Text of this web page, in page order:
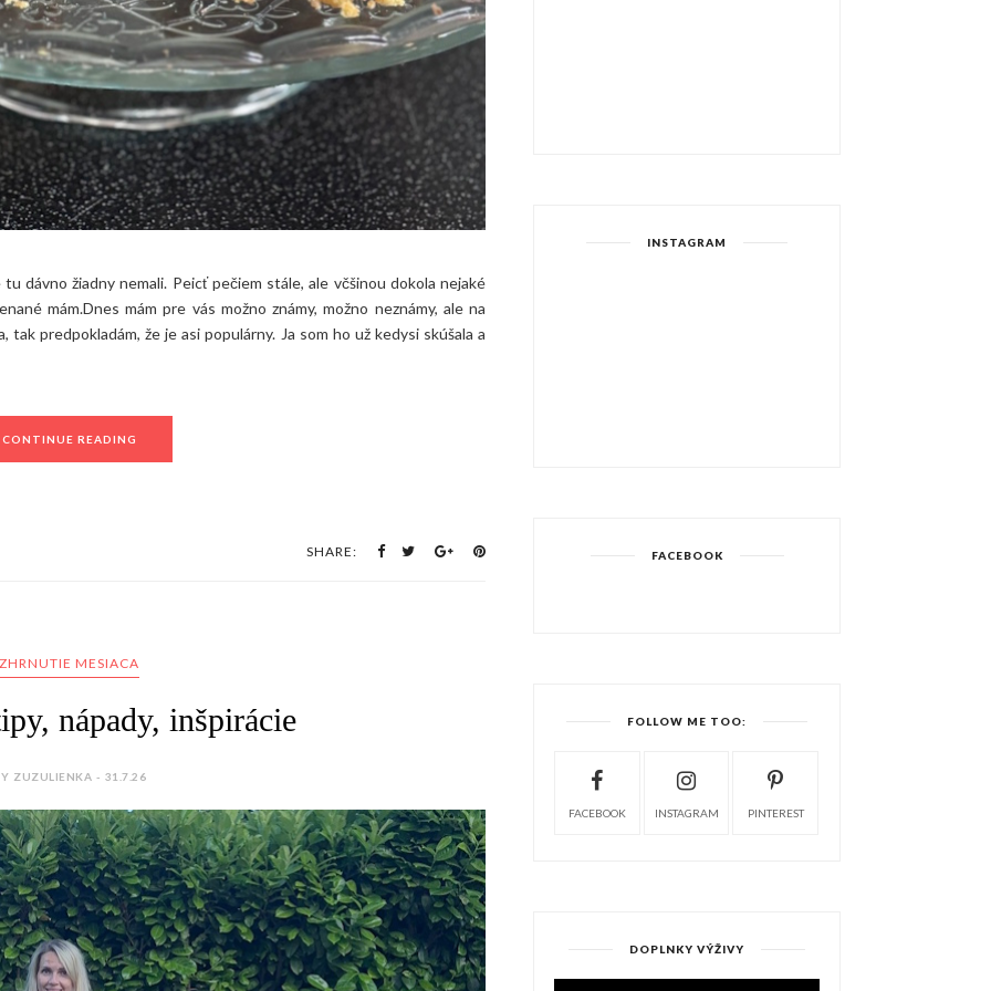
dávno žiadny nemali. Peicť pečiem stále, ale včšinou dokola nejaké
mám.Dnes mám pre vás možno známy, možno neznámy, ale na
predpokladám, že je asi populárny. Ja som ho už kedysi skúšala a
CONTINUE READING
SHARE:
ZHRNUTIE MESIACA
nápady, inšpirácie
ZUZULIENKA - 31.7.26
INSTAGRAM
FACEBOOK
FOLLOW ME TOO:
FACEBOOK INSTAGRAM PINTEREST
DOPLNKY VÝŽIVY